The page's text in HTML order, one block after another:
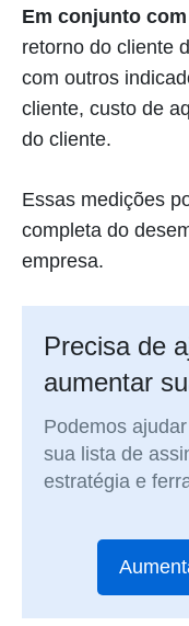
Em conjunto
retorno do cliente
com outros
cliente, custo de
do cliente.
Essas medições
completa do
empresa.
Precisa de
aumentar
Podemos
sua lista de
estratégia e